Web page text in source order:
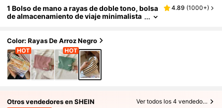
1 Bolso de mano a rayas de doble tono, bolsa
de almacenamiento de viaje minimalista
to de viaje, bolsa de maquillaje, multifuncion
al, llena de estilo bohemio, adecuada para va
caciones en la playa, almacenamiento en el b
año, almacenamiento en el dormitorio
4.89 (1000+)
Color: Rayas De Arroz Negro
Otros vendedores en SHEIN Ver todos los 4 vendedores